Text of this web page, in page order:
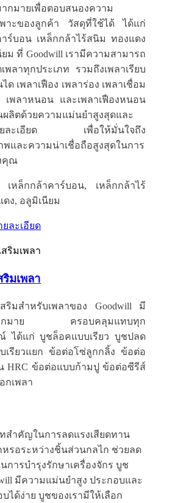
กมายเพื่อตอบสนองความ
พาะของลูกค้า วัสดุที่ใช้ได้ ได้แก่
าร์บอน เหล็กกล้าไร้สนิม ทองแดง
ม ที่ Goodwill เรามีความสามารถ
พลาทุกประเภท รวมถึงเพลาเรียบ
ด เพลาเฟือง เพลาร่อง เพลาเชื่อม
เพลาหนอน และเพลาเฟืองหนอน
ผลิตด้วยความแม่นยำสูงสุดและ
ายละเอียด เพื่อให้มั่นใจถึง
และความน่าเชื่อถือสูงสุดในการ
คุณ
เหล็กกล้าคาร์บอน, เหล็กกล้าไร้
ง, อลูมิเนียม
ยละเอียด
มเพลา
ริมสำหรับเพลาของ Goodwill มี
ากมาย ครอบคลุมแทบทุก
ได้แก่ บูชล็อคแบบเรียว บูชปลด
เรียวแยก ข้อต่อโซ่ลูกกลิ้ง ข้อต่อ
HRC ข้อต่อแบบก้ามปู ข้อต่อซีรีส์
กเพลา
สำคัญในการลดแรงเสียดทาน
หรอระหว่างชิ้นส่วนกลไก ช่วยลด
การบำรุงรักษาเครื่องจักร บูช
มีความแม่นยำสูง ประกอบและ
ได้ง่าย บูชของเรามีให้เลือก